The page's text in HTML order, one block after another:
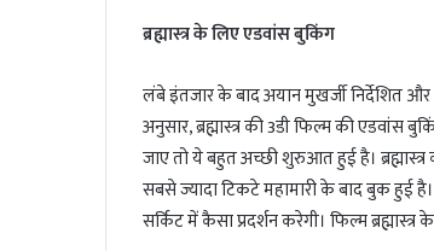
ब्रह्मास्त्र के लिए एडवांस बुकिंग
लंबे इंतजार के बाद अयान मुखर्जी निर्देशित और
अनुसार, ब्रह्मास्त्र की 3डी फिल्म की
जाए तो ये बहुत अच्छी शुरुआत हुई है।
सबसे ज्यादा टिकटे महामारी के बाद बुक हुई
सर्किट में कैसा प्रदर्शन करेगी। फिल्म